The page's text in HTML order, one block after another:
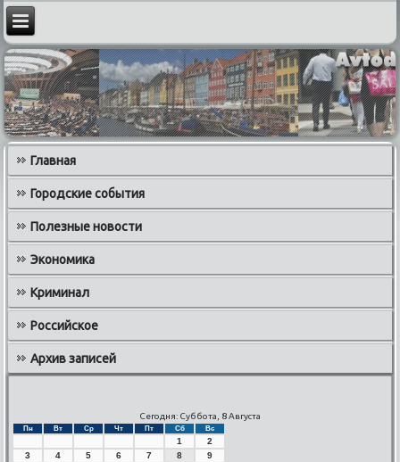
Главная
Городские события
Полезные новости
Экономика
Криминал
Российское
Архив записей
Сегодня: Суббота, 8 Августа
Пн Вт Ср Чт Пт Сб Вс
1
2
3
4 5 6 7 8
9